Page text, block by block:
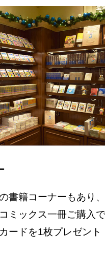
書籍コーナーもあり
ミックス一冊ご購入
ードを1枚プレゼント